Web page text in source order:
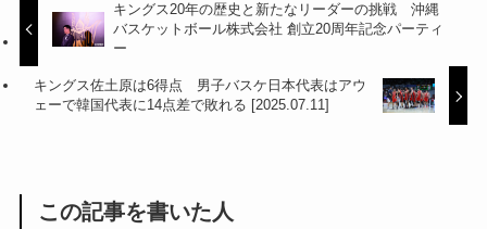
キングス20年の歴史と新たなリーダーの挑戦 沖縄
バスケットボール株式会社 創立20周年記念パーティ
ー
キングス佐土原は6得点 男子バスケ日本代表はアウ
ェーで韓国代表に14点差で敗れる [2025.07.11]
この記事を書いた人